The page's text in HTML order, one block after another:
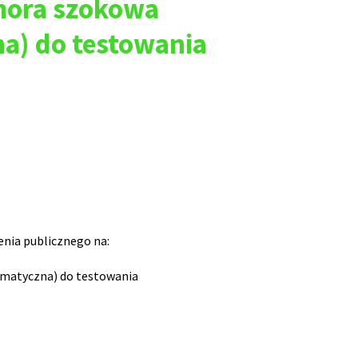
szokowa
do testowania
publicznego na:
do testowania